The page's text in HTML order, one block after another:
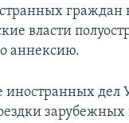
граждан
власти
аннексию.
иностранных дел
зарубежных